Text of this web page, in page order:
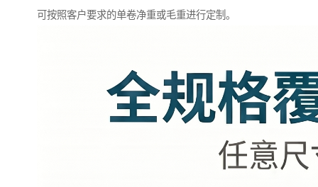
可按照客户要求的单卷净重或毛重进行定制。